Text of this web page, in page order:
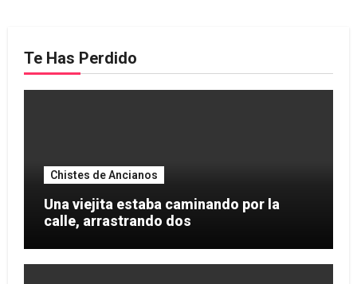
Te Has Perdido
Chistes de Ancianos
Una viejita estaba caminando por la
calle, arrastrando dos